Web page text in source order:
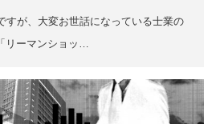
すが、大変お世話になっている士業の
リーマンショッ…